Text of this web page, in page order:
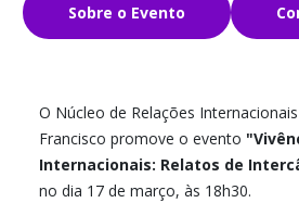
Sobre o Evento
O Núcleo de Relações
Francisco promove o evento
Internacionais: Relatos de
no dia 17 de março, às 18h30.